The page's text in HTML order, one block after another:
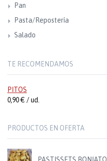
Pan
Pasta/Repostería
Salado
TE RECOMENDAMOS
PITOS
0,90 € / ud.
PRODUCTOS EN OFERTA